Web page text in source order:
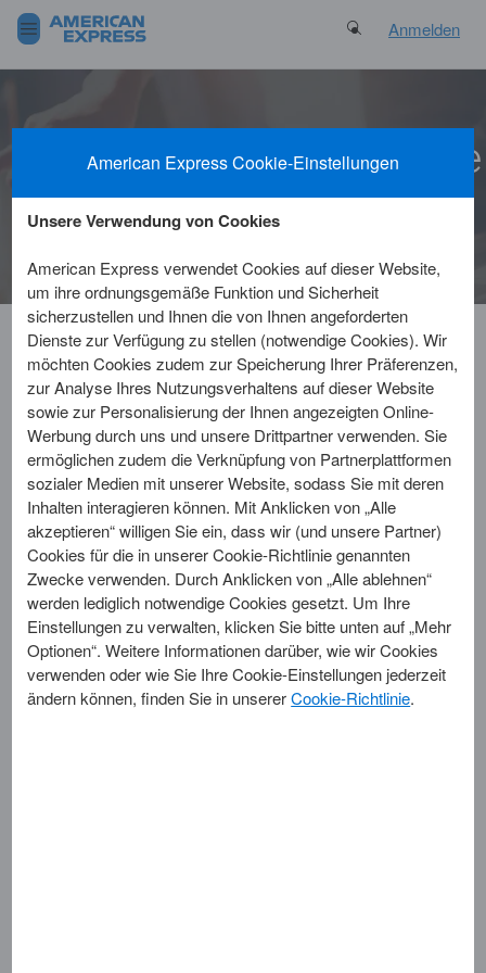
Search Button
Anmelden
Willkommenbeim
Express Support
Kundenservice Häufig gestellte Frage
Was geschieht, wenn die Karte
betrügerisch eingesetzt wird?
Bei Verlust oder Diebstahl der Karte oder bei Verdacht,
dass ein Dritter von der PIN Kenntnis erlangt hat, müssen
Sie American Express in Frankfurt oder ein American
Express Servicebüro unverzüglich benachrichtigen.
Bei missbräuchlicher Benutzung entfällt Ihre Haftung für
Schäden, die nach der Benachrichtigung entstehen; die
Haftung bei missbräuchlicher Benutzung bis zu einer
American Express Cookie-Einstellungen
Unsere Verwendung von Cookies
American Express verwendet Cookies auf dieser Website,
um ihre ordnungsgemäße Funktion und Sicherheit
sicherzustellen und Ihnen die von Ihnen angeforderten
Dienste zur Verfügung zu stellen (notwendige Cookies). Wir
möchten Cookies zudem zur Speicherung Ihrer Präferenzen,
zur Analyse Ihres Nutzungsverhaltens auf dieser Website
sowie zur Personalisierung der Ihnen angezeigten Online-
Werbung durch uns und unsere Drittpartner verwenden. Sie
ermöglichen zudem die Verknüpfung von Partnerplattformen
sozialer Medien mit unserer Website, sodass Sie mit deren
Inhalten interagieren können. Mit Anklicken von „Alle
akzeptieren“ willigen Sie ein, dass wir (und unsere Partner)
Cookies für die in unserer Cookie-Richtlinie genannten
Zwecke verwenden. Durch Anklicken von „Alle ablehnen“
werden lediglich notwendige Cookies gesetzt. Um Ihre
Einstellungen zu verwalten, klicken Sie bitte unten auf „Mehr
Optionen“. Weitere Informationen darüber, wie wir Cookies
verwenden oder wie Sie Ihre Cookie-Einstellungen jederzeit
ändern können, finden Sie in unsererCookie-Richtlinie.